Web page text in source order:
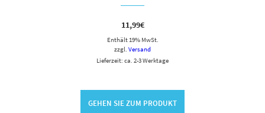
11,99€
Enthält 19% MwSt.
zzgl. Versand
Lieferzeit: ca. 2-3 Werktage
GEHEN SIE ZUM PRODUKT